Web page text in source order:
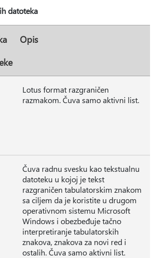
datoteka
Opis
Lotus format razgraničen
razmakom. Čuva samo aktivni list.
Čuva radnu svesku kao tekstualnu
datoteku u kojoj je tekst
razgraničen tabulatorskim znakom
sa ciljem da je koristite u drugom
operativnom sistemu Microsoft
Windows i obezbeđuje tačno
interpretiranje tabulatorskih
znakova, znakova za novi red i
ostalih. Čuva samo aktivni list.